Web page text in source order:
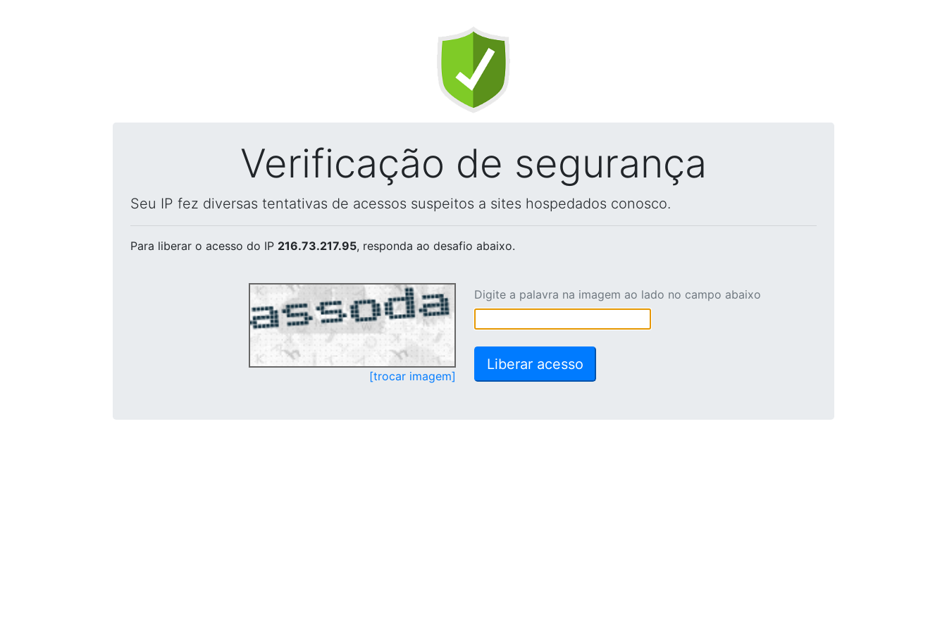
Verificação de segurança
Seu IP fez diversas tentativas de acessos suspeitos a sites hospedados conosco.
Para liberar o acesso do IP 216.73.217.95, responda ao desafio abaixo.
[trocar imagem]
Digite a palavra na imagem ao lado no campo abaixo